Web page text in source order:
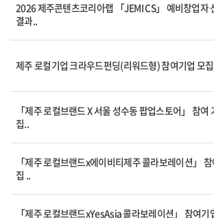
2026 제주콘텐츠코리아랩 「JEMI CS」 예비창업자
결과..
제주 로컬기업 크라우드펀딩(리워드형) 참여기업 모
「제주 로컬브랜드 X 서울 성수동 팝업스토어」 참여
집..
「제주 로컬브랜드x에이비티제주 콜라보레이션」
집 ..
「제주 로컬브랜드xYesAsia 콜라보레이션」 참여기